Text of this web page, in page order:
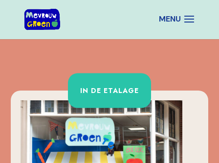
IN DE ETALAGE